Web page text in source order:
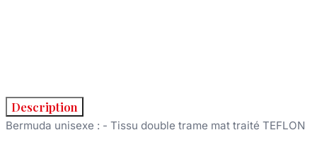
Description
Bermuda unisexe : - Tissu double trame mat traité TEFLON